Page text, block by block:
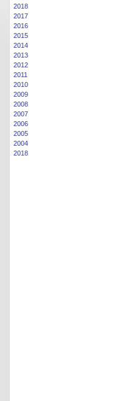
2018
2017
2016
2015
2014
2013
2012
2011
2010
2009
2008
2007
2006
2005
2004
2018